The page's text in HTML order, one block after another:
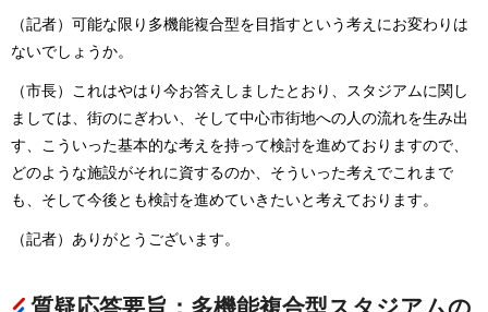
（記者）可能な限り多機能複合型を目指すという考えにお変わりは
ないでしょうか。
（市長）これはやはり今お答えしましたとおり、スタジアムに関し
ましては、街のにぎわい、そして中心市街地への人の流れを生み出
す、こういった基本的な考えを持って検討を進めておりますので、
どのような施設がそれに資するのか、そういった考えでこれまで
も、そして今後とも検討を進めていきたいと考えております。
（記者）ありがとうございます。